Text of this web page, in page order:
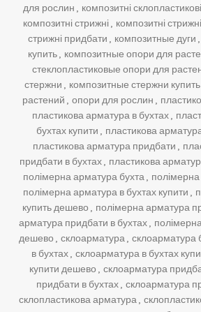
для рослин , композитні
композитні стрижні , композитні
стрижні придбати , композитные дуги ,
купить, композитные опори для
стеклопластиковые опори для
стержни , композитные стержни купить
растений , опори для рослин ,
пластикова арматура в бухтах,
бухтах купити , пластикова
пластикова арматура придбати ,
придбати в бухтах , пластикова
полімерна арматура бухта,
полімерна арматура в бухтах купити ,
купить дешево , полімерна арматура
арматура придбати в бухтах,
дешево , склоарматура , склоарматура
в бухтах , склоарматура в бухтах
купити дешево , склоарматура
придбати в бухтах , склоарматура
склопластикова арматура,